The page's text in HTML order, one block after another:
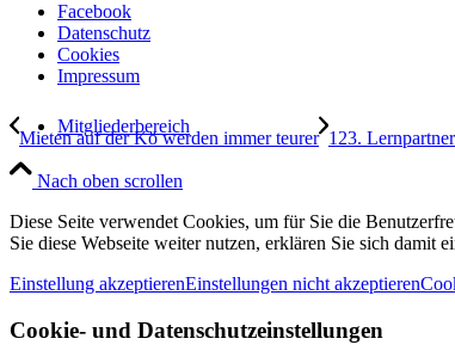
Mitgliederbereich
Facebook
Datenschutz
Cookies
Impressum
Mieten auf der Kö werden immer teurer 123.
Nach oben scrollen
Diese Seite verwendet Cookies, um für Sie die
Sie diese Webseite weiter nutzen, erklären Sie sich damit
Einstellung akzeptierenEinstellungen nicht akzeptieren
Cookie- und Datenschutzeinstellungen